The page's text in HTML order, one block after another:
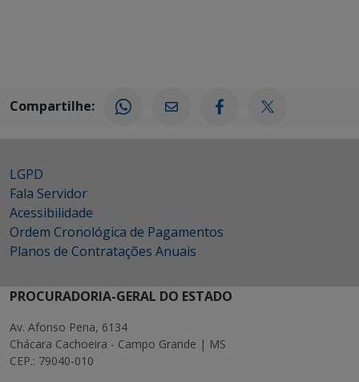
Compartilhe:
LGPD
Fala Servidor
Acessibilidade
Ordem Cronológica de Pagamentos
Planos de Contratações Anuais
PROCURADORIA-GERAL DO ESTADO
Av. Afonso Pena, 6134
Chácara Cachoeira - Campo Grande | MS
CEP.: 79040-010